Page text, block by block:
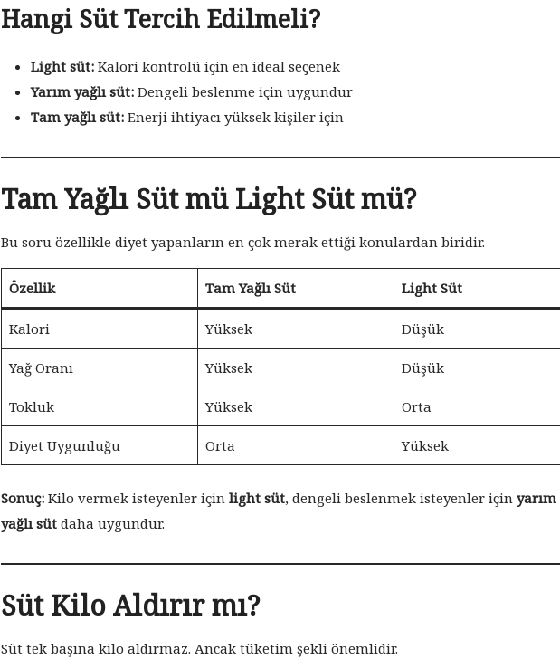
Hangi Süt Tercih Edilmeli?
Light süt:Kalori kontrolü için en ideal seçenek
Yarım yağlı süt:Dengeli beslenme için uygundur
Tam yağlı süt:Enerji ihtiyacı yüksek kişiler için
Tam Yağlı Süt mü Light Süt mü?
Bu soru özellikle diyet yapanların en çok merak ettiği konulardan biridir.
Özellik Tam Yağlı Süt Light Süt
Kalori Yüksek Düşük
Yağ Oranı Yüksek Düşük
Tokluk Yüksek Orta
Diyet Uygunluğu Orta Yüksek
Sonuç: Kilo vermek isteyenler içinlight süt, dengeli beslenmek isteyenler içinyarım
yağlı süt daha uygundur.
Süt Kilo Aldırır mı?
Süt tek başına kilo aldırmaz. Ancak tüketim şekli önemlidir.